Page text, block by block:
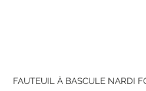
FAUTEUIL À BASCULE NARDI